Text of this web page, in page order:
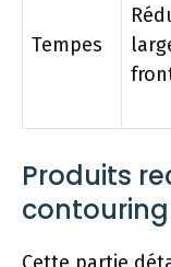
Tempes
Produits
contouring